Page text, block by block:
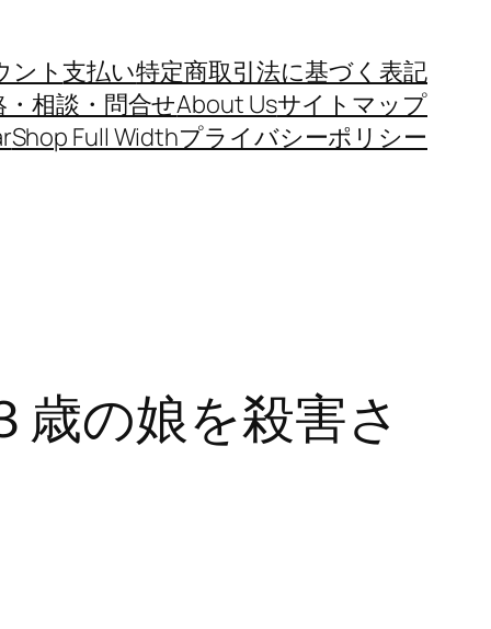
ント支払い特定商取引法に基づく表記
・相談・問合せAbout Usサイトマップ
Shop Full Widthプライバシーポリシー
歳の娘を殺害さ